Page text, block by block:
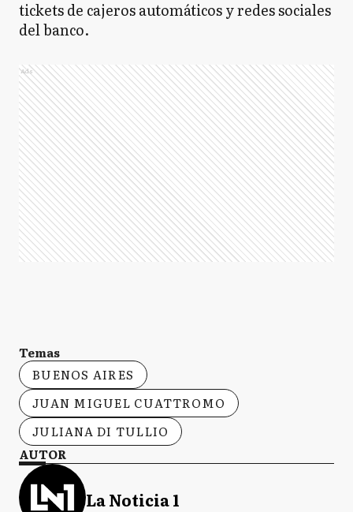
tickets de cajeros automáticos y redes sociales
del banco.
Ads
Temas
BUENOS AIRES
JUAN MIGUEL CUATTROMO
JULIANA DI TULLIO
AUTOR
La Noticia 1